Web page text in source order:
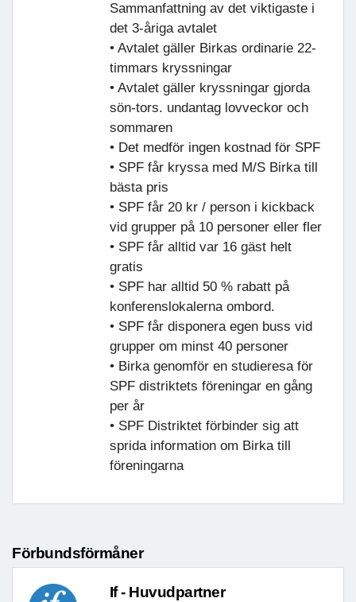
Sammanfattning av det viktigaste i
det 3-åriga avtalet
• Avtalet gäller Birkas ordinarie 22-
timmars kryssningar
• Avtalet gäller kryssningar gjorda
sön-tors. undantag lovveckor och
sommaren
• Det medför ingen kostnad för SPF
• SPF får kryssa med M/S Birka till
bästa pris
• SPF får 20 kr / person i kickback
vid grupper på 10 personer eller fler
• SPF får alltid var 16 gäst helt
gratis
• SPF har alltid 50 % rabatt på
konferenslokalerna ombord.
• SPF får disponera egen buss vid
grupper om minst 40 personer
• Birka genomför en studieresa för
SPF distriktets föreningar en gång
per år
• SPF Distriktet förbinder sig att
sprida information om Birka till
föreningarna
Förbundsförmåner
If - Huvudpartner